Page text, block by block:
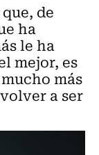
de
ha
le ha
mejor, es
más
a ser